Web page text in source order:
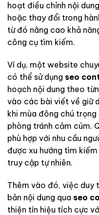
hoạt điều chỉnh nội
hoặc thay đổi trong
từ đó nâng cao khả
công cụ tìm kiếm.
Ví dụ, một website
có thể sử dụng seo
hoạch nội dung theo
vào các bài viết về giữ
khi mùa đông chú
phòng tránh cảm cúm.
phù hợp với nhu cầu
được xu hướng tìm
truy cập tự nhiên.
Thêm vào đó, việc duy
bản nội dung qua seo
thiện tín hiệu tích cực